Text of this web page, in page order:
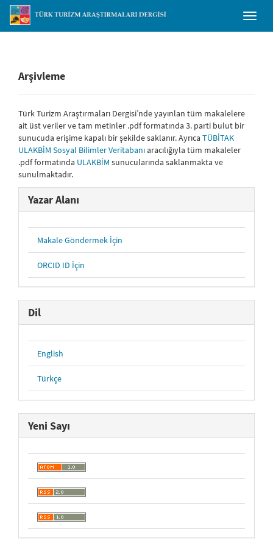
##plugins.themes.bootstrap3.accessible_menu.main_navigation##
##plugins.themes.bootstrap3.accessible_menu.main_content##
##plugins.themes.bootstrap3.accessible_menu.sidebar##
Toggle
Arşivleme
Türk Turizm Araştırmaları Dergisi’nde yayınlan tüm makalelere
ait üst veriler ve tam metinler .pdf formatında 3. parti bulut bir
sunucuda erişime kapalı bir şekilde saklanır. Ayrıca TÜBİTAK
ULAKBİM Sosyal Bilimler Veritabanıaracılığıyla tüm makaleler
.pdf formatında ULAKBİM sunucularında saklanmakta ve
sunulmaktadır.
Yazar Alanı
Makale Göndermek İçin
ORCID ID İçin
Dil
English
Türkçe
Yeni Sayı